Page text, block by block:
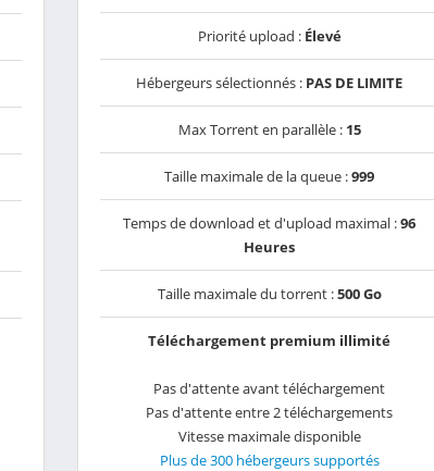
Priorité upload : Élevé
Hébergeurs sélectionnés : PAS DE LIMITE
Max Torrent en parallèle : 15
Taille maximale de la queue :999
Temps de download et d'upload maximal :96
Heures
Taille maximale du torrent :500 Go
Téléchargement premium illimité
Pas d'attente avant téléchargement
Pas d'attente entre 2 téléchargements
Vitesse maximale disponible
Plus de 300 hébergeurs supportés